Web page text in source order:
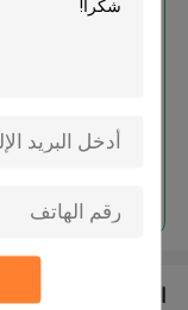
المنتجات الموصى بها